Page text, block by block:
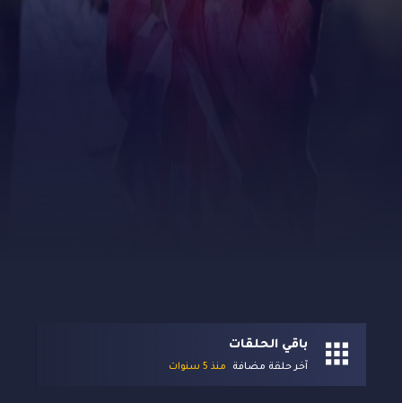
باقي الحلقات
آخر حلقة مضافة منذ 5 سنوات